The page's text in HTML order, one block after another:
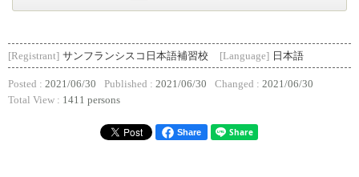
[Registrant] サンフランシスコ日本語補習校 [Language] 日本語
Posted : 2021/06/30 Published : 2021/06/30 Changed : 2021/06/30
Total View : 1411 persons
Share